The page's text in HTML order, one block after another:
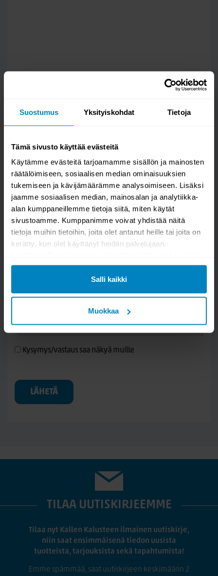
Suostumus Yksityiskohdat Tietoja
Tämä sivusto käyttää evästeitä
Käytämme evästeitä tarjoamamme sisällön ja mainosten
räätälöimiseen, sosiaalisen median ominaisuuksien
tukemiseen ja kävijämäärämme analysoimiseen. Lisäksi
jaamme sosiaalisen median, mainosalan ja analytiikka-
alan kumppaneillemme tietoja siitä, miten käytät
sivustoamme. Kumppanimme voivat yhdistää näitä
tietoja muihin tietoihin, joita olet antanut heille tai joita on
kerätty, kun olet käyttänyt heidän palvelujaan.
Salli kaikki
Muokkaa
Kysy kysymys
Olki lipasto 40/2
Kysymys/vastaus saa näkyä muille
LÄHETÄ
TILAA UUTISKIRJEEMME
Tilaa nyt Kallen Kalusteen ilmainen uutiskirje,
niin saat ensimmäisenä tiedon uusista
tuotteista, tarjouksista sekä tapahtumista!
Emme spämmää, saat uutiskirjeen keskimäärin 2